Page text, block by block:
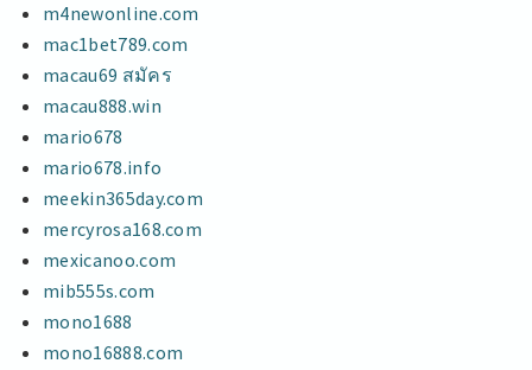
m4newonline.com
mac1bet789.com
macau69 สมัคร
macau888.win
mario678
mario678.info
meekin365day.com
mercyrosa168.com
mexicanoo.com
mib555s.com
mono1688
mono16888.com